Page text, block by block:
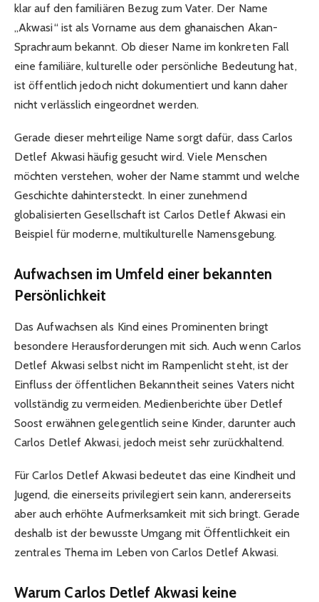
klar auf den familiären Bezug zum Vater. Der Name
„Akwasi“ ist als Vorname aus dem ghanaischen Akan-
Sprachraum bekannt. Ob dieser Name im konkreten Fall
eine familiäre, kulturelle oder persönliche Bedeutung hat,
ist öffentlich jedoch nicht dokumentiert und kann daher
nicht verlässlich eingeordnet werden.
Gerade dieser mehrteilige Name sorgt dafür, dass Carlos
Detlef Akwasi häufig gesucht wird. Viele Menschen
möchten verstehen, woher der Name stammt und welche
Geschichte dahintersteckt. In einer zunehmend
globalisierten Gesellschaft ist Carlos Detlef Akwasi ein
Beispiel für moderne, multikulturelle Namensgebung.
Aufwachsen im Umfeld einer bekannten
Persönlichkeit
Das Aufwachsen als Kind eines Prominenten bringt
besondere Herausforderungen mit sich. Auch wenn Carlos
Detlef Akwasi selbst nicht im Rampenlicht steht, ist der
Einfluss der öffentlichen Bekanntheit seines Vaters nicht
vollständig zu vermeiden. Medienberichte über Detlef
Soost erwähnen gelegentlich seine Kinder, darunter auch
Carlos Detlef Akwasi, jedoch meist sehr zurückhaltend.
Für Carlos Detlef Akwasi bedeutet das eine Kindheit und
Jugend, die einerseits privilegiert sein kann, andererseits
aber auch erhöhte Aufmerksamkeit mit sich bringt. Gerade
deshalb ist der bewusste Umgang mit Öffentlichkeit ein
zentrales Thema im Leben von Carlos Detlef Akwasi.
Warum Carlos Detlef Akwasi keine